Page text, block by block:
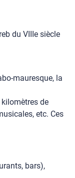
du VIIIe siècle
mauresque, la
de
etc. Ces
bars),